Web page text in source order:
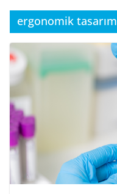
ergonomik tasarım